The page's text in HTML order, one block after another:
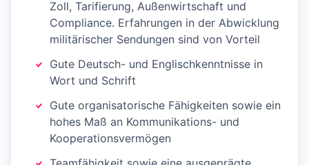
Zoll, Tarifierung, Außenwirtschaft und
Compliance. Erfahrungen in der Abwicklung
militärischer Sendungen sind von Vorteil
Gute Deutsch- und Englischkenntnisse in
Wort und Schrift
Gute organisatorische Fähigkeiten sowie ein
hohes Maß an Kommunikations- und
Kooperationsvermögen